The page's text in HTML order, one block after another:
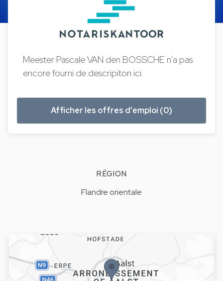
Meester Pascale VAN den BOSSCHE n'a pas
encore fourni de descripiton ici.
Afficher les offres d'emploi (0)
RÉGION
Flandre orientale